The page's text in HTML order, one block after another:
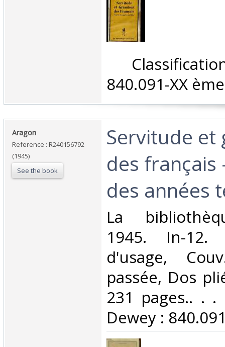
840.091-XX
‎Aragon‎
Reference : R240156792
(1945)
See the book
‎Servitude et
des français
des années
‎La
1945. In-12.
d'usage,
passée, Dos
231 pages.. . .
Dewey :